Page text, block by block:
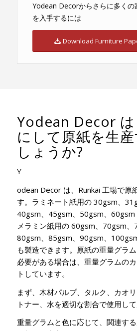
Yodean Decorからさらに多くの
を入手するには
Download Furniture
Yodean Decor は
にして原紙を生
しょうか?
Y
odean Decor は、Runkai 工場で原
す。ラミネート紙用の 30gsm、
40gsm、45gsm、50gsm、60gsm
メラミン紙用の 60gsm、70gsm、
80gsm、85gsm、90gsm、
も製造できます。原紙の重量グラ
必要がある場合は、重量グラムの
トしています。
まず、木材パルプ、タルク、カオリ
トナー、水を適切な割合で使用し
重量グラムと色に応じて、関連す